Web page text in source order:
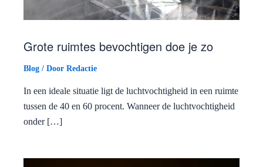
Grote ruimtes bevochtigen doe je zo
Blog / Door Redactie
In een ideale situatie ligt de luchtvochtigheid in een ruimte
tussen de 40 en 60 procent. Wanneer de luchtvochtigheid
onder […]